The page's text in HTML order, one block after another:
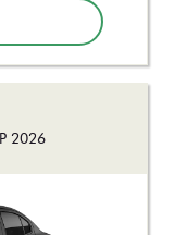
2026